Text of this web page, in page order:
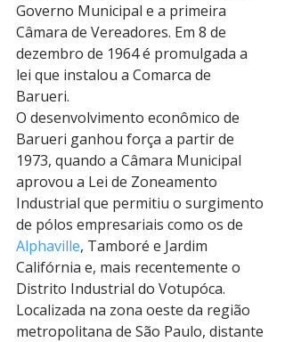
Governo Municipal e a primeira
Câmara de Vereadores. Em 8 de
dezembro de 1964 é promulgada a
lei que instalou a Comarca de
Barueri.
O desenvolvimento econômico de
Barueri ganhou força a partir de
1973, quando a Câmara Municipal
aprovou a Lei de Zoneamento
Industrial que permitiu o surgimento
de pólos empresariais como os de
Alphaville, Tamboré e Jardim
Califórnia e, mais recentemente o
Distrito Industrial do Votupóca.
Localizada na zona oeste da região
metropolitana de São Paulo, distante